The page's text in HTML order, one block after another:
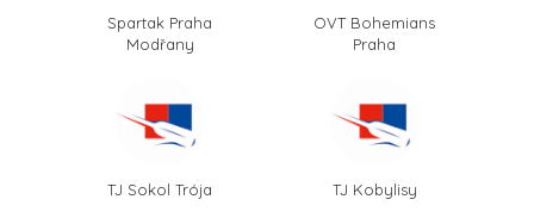
Spartak Praha
Modřany
OVT Bohemians
Praha
TJ Sokol Trója TJ Kobylisy